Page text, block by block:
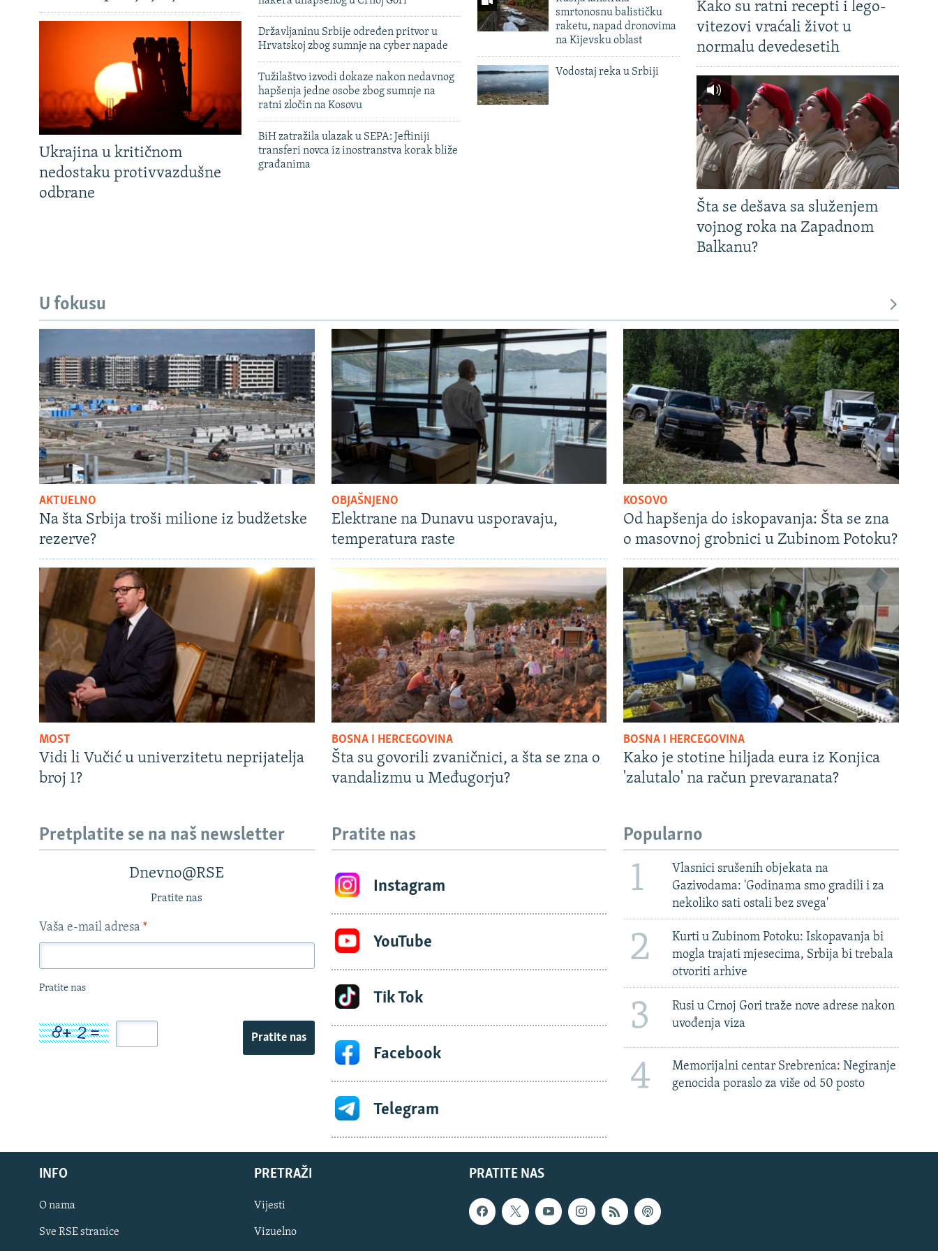
Ukrajina u kritičnom
nedostaku protivvazdušne
odbrane
Državljaninu Srbije određen pritvor u
Hrvatskoj zbog sumnje na cyber napade
Tužilaštvo izvodi dokaze nakon nedavnog
hapšenja jedne osobe zbog sumnje na
ratni zločin na Kosovu
BiH zatražila ulazak u SEPA: Jeftiniji
transferi novca iz inostranstva korak bliže
građanima
smrtonosnu balističku
raketu, napad dronovima
na Kijevsku oblast
Vodostaj reka u Srbiji
Kako su ratni recepti i lego-
vitezovi vraćali život u
normalu devedesetih
Šta se dešava sa služenjem
vojnog roka na Zapadnom
Balkanu?
U fokusu
AKTUELNO
Na šta Srbija troši milione iz budžetske
rezerve?
OBJAŠNJENO
Elektrane na Dunavu usporavaju,
temperatura raste
KOSOVO
Od hapšenja do iskopavanja: Šta se zna
o masovnoj grobnici u Zubinom Potoku?
MOST
Vidi li Vučić u univerzitetu neprijatelja
broj 1?
BOSNA I HERCEGOVINA
Šta su govorili zvaničnici, a šta se zna o
vandalizmu u Međugorju?
BOSNA I HERCEGOVINA
Kako je stotine hiljada eura iz Konjica
'zalutalo' na račun prevaranata?
Pretplatite se na naš newsletter
Dnevno@RSE
Pratite nas
Vaša e-mail adresa *
Pratite nas
Pratite nas
Pratite nas
Instagram
YouTube
Tik Tok
Facebook
Telegram
Popularno
1
Vlasnici srušenih objekata na
Gazivodama: 'Godinama smo gradili i za
nekoliko sati ostali bez svega'
2
Kurti u Zubinom Potoku: Iskopavanja bi
mogla trajati mjesecima, Srbija bi trebala
otvoriti arhive
3
Rusi u Crnoj Gori traže nove adrese nakon
uvođenja viza
4
Memorijalni centar Srebrenica: Negiranje
genocida poraslo za više od 50 posto
PRATITE NAS
INFO
O nama
Sve RSE stranice
PRETRAŽI
Vijesti
Vizuelno